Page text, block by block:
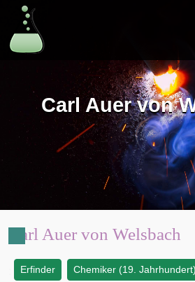
Carl Auer von
Carl Auer von Welsbach
Erfinder Chemiker (19. Jahrhundert)